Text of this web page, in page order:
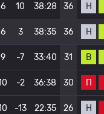
6 10 38:28 36 Н
6 3 38:35 36 Н
9 -7 33:40 31 В
-2 36:38 30 П
-13 22:35 26 Н